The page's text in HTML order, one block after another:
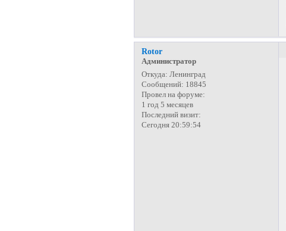
Rotor
Администратор
Откуда: Ленинград
Сообщений: 18845
Провел на форуме:
1 год 5 месяцев
Последний визит:
Сегодня 20:59:54